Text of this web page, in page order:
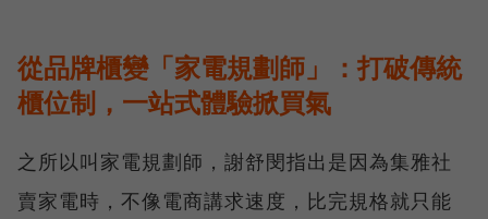
從品牌櫃變「家電規劃師」：打破傳統
櫃位制，一站式體驗掀買氣
之所以叫家電規劃師，謝舒閔指出是因為集雅社
賣家電時，不像電商講求速度，比完規格就只能